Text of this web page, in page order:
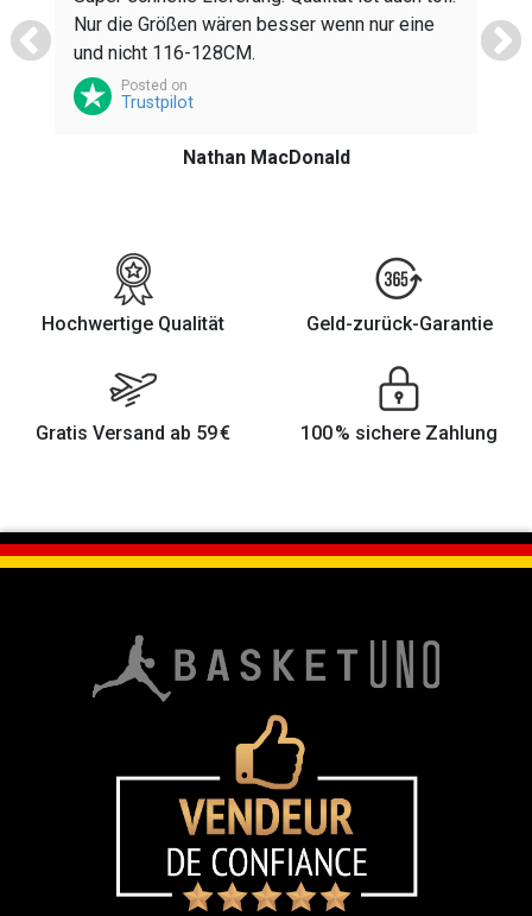
Nur die Größen wären besser wenn nur eine
und nicht 116-128CM.
Posted on
Trustpilot
Nathan MacDonald
Hochwertige Qualität Geld-zurück-Garantie
Gratis Versand ab 59 € 100 % sichere Zahlung